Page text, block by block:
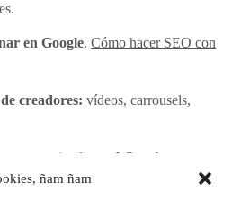
ñam ñam
en Google. Cómo hacer SEO con
creadores: vídeos, carrousels,
grupos privados en WhatsApp,
Discord. Dependiendo de dónde